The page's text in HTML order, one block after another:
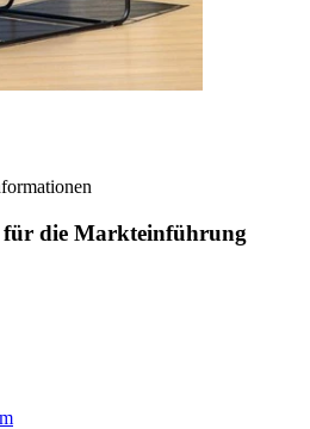
für die Markteinführung